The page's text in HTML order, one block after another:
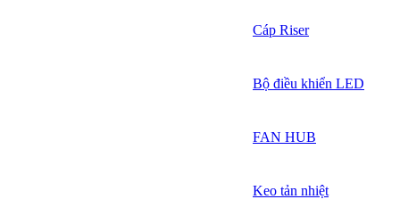
Cáp Riser
Bộ điều khiển LED
FAN HUB
Keo tản nhiệt